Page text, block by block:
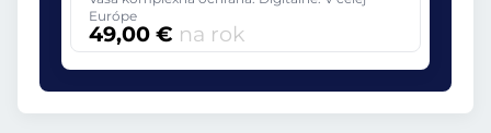
Európe
49,00 € na rok